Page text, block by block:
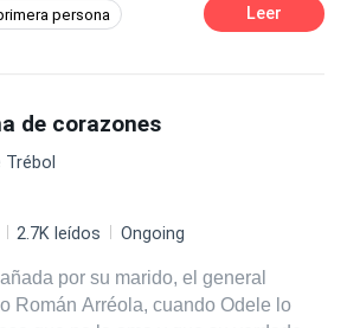
fiera. Por cierto, soy el Doctor Noah
cuando conoce a Noah y su
cirujano plástico millonario que viene
de cualquier mujer pero adicto al
y quiere conocerla. ¿El
Libro para
ni
persona
a Primera Vista
Leer
de corazones
Trébol
2.7K leídos Ongoing
por su marido, el general
Román Arréola, cuando Odele lo